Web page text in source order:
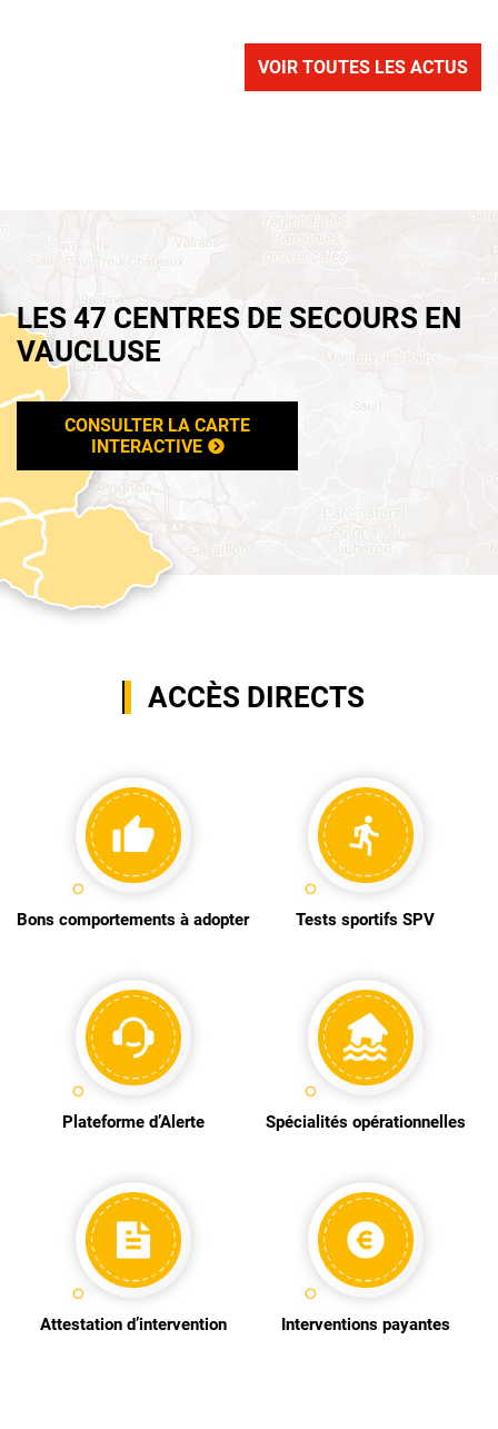
VOIR TOUTES LES ACTUS
LES 47 CENTRES DE SECOURS EN
VAUCLUSE
CONSULTER LA CARTE
INTERACTIVE
ACCÈS DIRECTS
Bons comportements à adopter Tests sportifs SPV
Plateforme d’Alerte Spécialités opérationnelles
Attestation d’intervention Interventions payantes